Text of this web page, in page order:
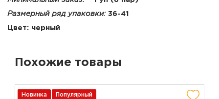
Размерный ряд упаковки: 36-41
Цвет: черный
Похожие товары
Новинка Популярный